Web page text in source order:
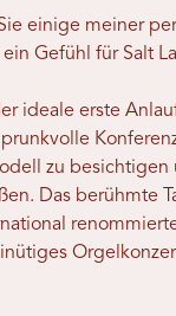
einige meiner
Gefühl für Salt
ideale erste
zu
Das berühmte